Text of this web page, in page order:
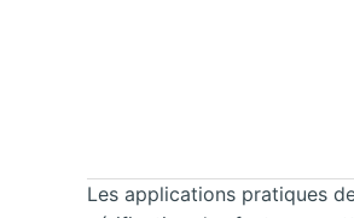
Les applications pratiques